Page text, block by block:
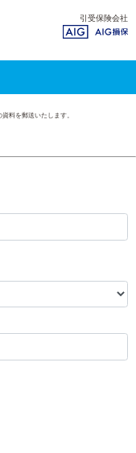
引受保険会社
料を郵送いたします。